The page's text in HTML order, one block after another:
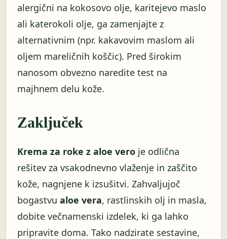
alergični na kokosovo olje, karitejevo maslo
ali katerokoli olje, ga zamenjajte z
alternativnim (npr. kakavovim maslom ali
oljem mareličnih koščic). Pred širokim
nanosom obvezno naredite test na
majhnem delu kože.
Zaključek
Krema za roke z aloe vero je odlična
rešitev za vsakodnevno vlaženje in zaščito
kože, nagnjene k izsušitvi. Zahvaljujoč
bogastvu aloe vera, rastlinskih olj in masla,
dobite večnamenski izdelek, ki ga lahko
pripravite doma. Tako nadzirate sestavine,